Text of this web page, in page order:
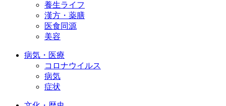
養生ライフ
漢方・薬膳
医食同源
美容
病気・医療
コロナウイルス
病気
症状